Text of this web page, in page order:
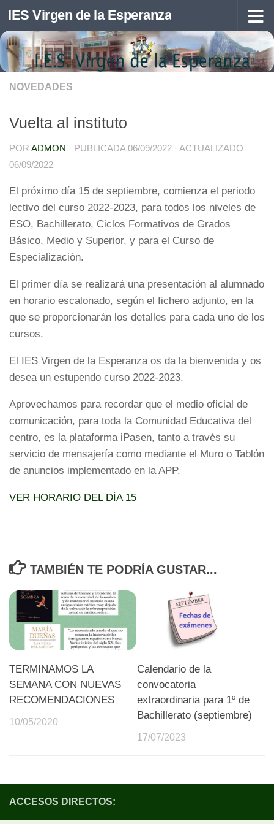
Saltar al contenido
IES Virgen de la Esperanza
NOVEDADES
Vuelta al instituto
POR ADMON · PUBLICADA06/09/2022 · ACTUALIZADO
06/09/2022
El próximo día 15 de septiembre, comienza el periodo
lectivo del curso 2022-2023, para todos los niveles de
ESO, Bachillerato, Ciclos Formativos de Grados
Básico, Medio y Superior, y para el Curso de
Especialización.
El primer día se realizará una presentación al alumnado
en horario escalonado, según el fichero adjunto, en la
que se proporcionarán los detalles para cada uno de los
cursos.
El IES Virgen de la Esperanza os da la bienvenida y os
desea un estupendo curso 2022-2023.
Aprovechamos para recordar que el medio oficial de
comunicación, para toda la Comunidad Educativa del
centro, es la plataforma iPasen, tanto a través su
servicio de mensajería como mediante el Muro o Tablón
de anuncios implementado en la APP.
VER HORARIO DEL DÍA 15
TAMBIÉN TE PODRÍA GUSTAR...
TERMINAMOS LA
SEMANA CON NUEVAS
RECOMENDACIONES
10/05/2020
Calendario de la
convocatoria
extraordinaria para 1º de
Bachillerato (septiembre)
17/07/2023
ACCESOS DIRECTOS: